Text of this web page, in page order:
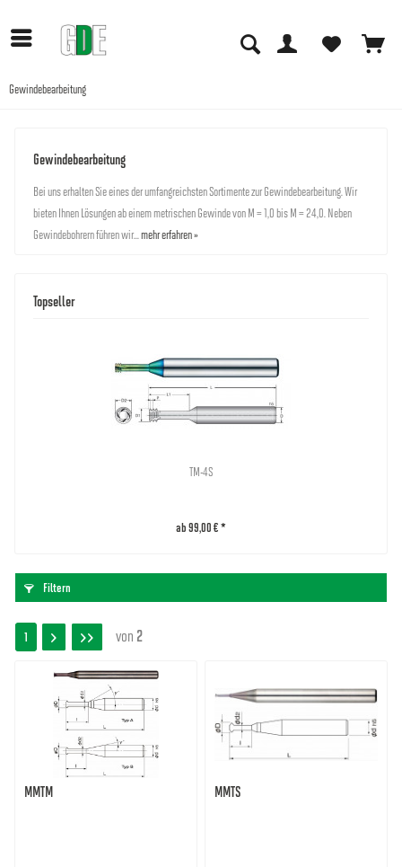
Gewindebearbeitung
Gewindebearbeitung
Bei uns erhalten Sie eines der umfangreichsten Sortimente zur Gewindebearbeitung. Wir
bieten Ihnen Lösungen ab einem metrischen Gewinde von M = 1,0 bis M = 24,0. Neben
Gewindebohrern führen wir... mehr erfahren »
Topseller
TM-4S
ab 99,00 € *
Filtern
1 von 2
MMTM MMTS